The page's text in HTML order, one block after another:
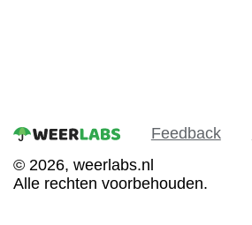
Feedback
© 2026, weerlabs.nl
Alle rechten voorbehouden.